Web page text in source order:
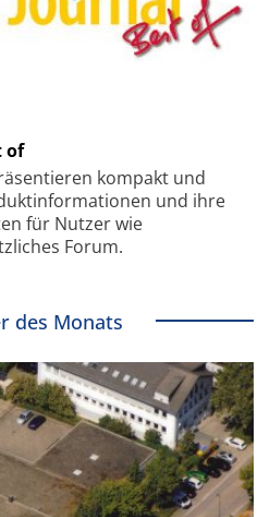
of
kompakt und
und ihre
für Nutzer wie
Forum.
des Monats